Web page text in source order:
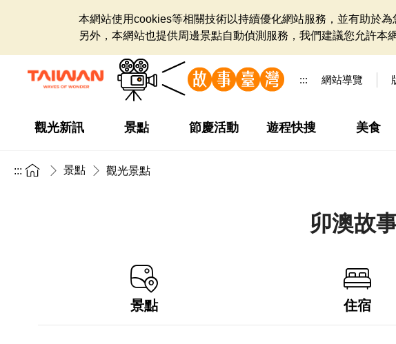
本網站使用cookies等相關技術以持續優化網站服務，並有助於
另外，本網站也提供周邊景點自動偵測服務，我們建議您允許本
::: 網站導覽
觀光新訊 景點 節慶活動 遊程快搜 美食
::: 景點 觀光景點
卯澳故
景點 住宿